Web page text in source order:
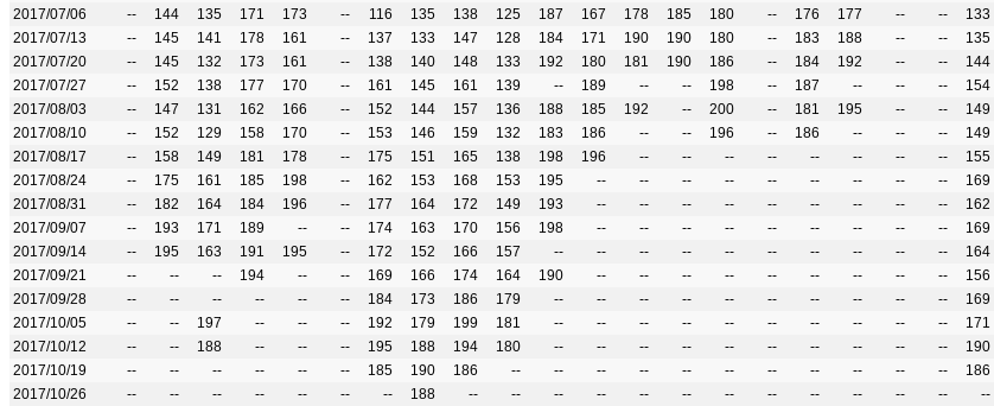
2017/07/06
-- 144 135 171 173 -- 116 135 138 125 187 167 178 185 180 -- 176 177 -- -- 133
2017/07/13
-- 145 141 178 161 -- 137 133 147 128 184 171 190 190 180 -- 183 188 -- -- 135
2017/07/20
-- 145 132 173 161 -- 138 140 148 133 192 180 181 190 186 -- 184 192 -- -- 144
2017/07/27
-- 152 138 177 170 -- 161 145 161 139 -- 189 -- -- 198 -- 187 -- -- -- 154
2017/08/03
-- 147 131 162 166 -- 152 144 157 136 188 185 192 -- 200 -- 181 195 -- -- 149
2017/08/10
-- 152 129 158 170 -- 153 146 159 132 183 186 -- -- 196 -- 186 -- -- -- 149
2017/08/17
-- 158 149 181 178 -- 175 151 165 138 198 196 -- -- -- -- -- -- -- -- 155
2017/08/24
-- 175 161 185 198 -- 162 153 168 153 195 -- -- -- -- -- -- -- -- -- 169
2017/08/31
-- 182 164 184 196 -- 177 164 172 149 193 -- -- -- -- -- -- -- -- -- 162
2017/09/07
-- 193 171 189 -- -- 174 163 170 156 198 -- -- -- -- -- -- -- -- -- 169
2017/09/14
-- 195 163 191 195 -- 172 152 166 157 -- -- -- -- -- -- -- -- -- -- 164
2017/09/21
-- -- -- 194 -- -- 169 166 174 164 190 -- -- -- -- -- -- -- -- -- 156
2017/09/28
-- -- -- -- -- -- 184 173 186 179 -- -- -- -- -- -- -- -- -- -- 169
2017/10/05
-- -- 197 -- -- -- 192 179 199 181 -- -- -- -- -- -- -- -- -- -- 171
2017/10/12
-- -- 188 -- -- -- 195 188 194 180 -- -- -- -- -- -- -- -- -- -- 190
2017/10/19
-- -- -- -- -- -- 185 190 186 -- -- -- -- -- -- -- -- -- -- -- 186
2017/10/26
-- -- -- -- -- -- -- 188 -- -- -- -- -- -- -- -- -- -- -- -- --